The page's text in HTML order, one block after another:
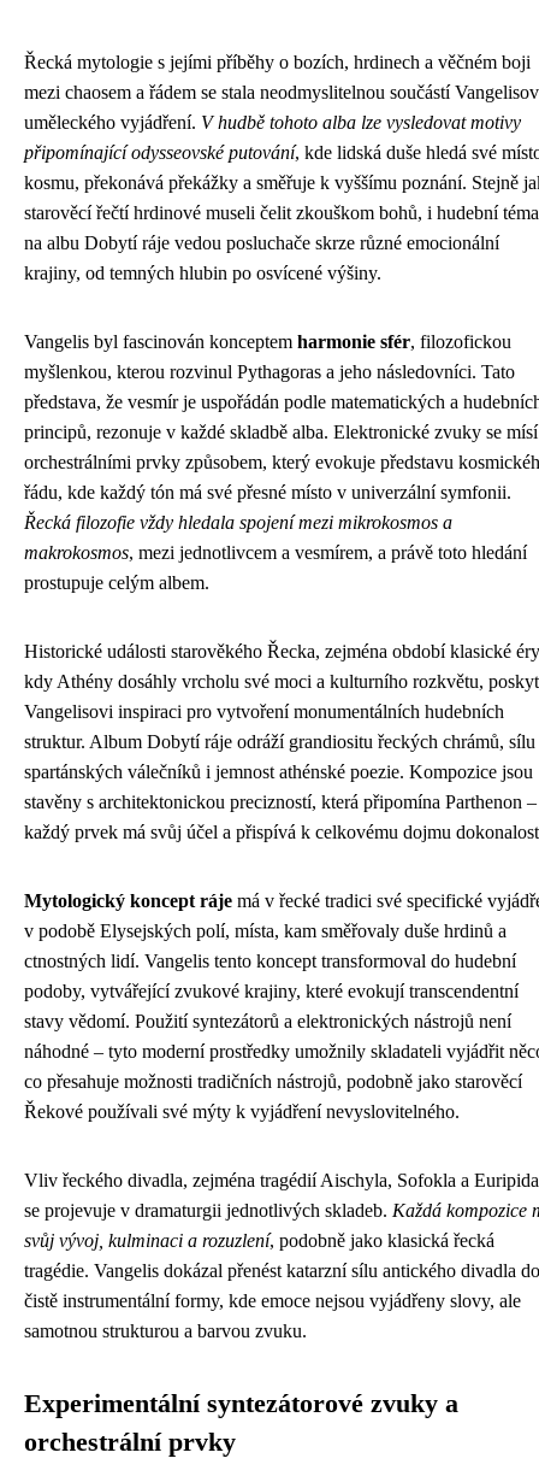
Řecká mytologie s jejími příběhy o bozích, hrdinech a věčném boji
mezi chaosem a řádem se stala neodmyslitelnou součástí
uměleckého vyjádření. V hudbě tohoto alba lze vysledovat motivy
připomínající odysseovské putování, kde lidská duše hledá své
kosmu, překonává překážky a směřuje k vyššímu poznání. Stejně
starověcí řečtí hrdinové museli čelit zkouškom bohů, i hudební
na albu Dobytí ráje vedou posluchače skrze různé emocionální
krajiny, od temných hlubin po osvícené výšiny.
Vangelis byl fascinován konceptem harmonie sfér, filozofickou
myšlenkou, kterou rozvinul Pythagoras a jeho následovníci. Tato
představa, že vesmír je uspořádán podle matematických a
principů, rezonuje v každé skladbě alba. Elektronické zvuky se
orchestrálními prvky způsobem, který evokuje představu
řádu, kde každý tón má své přesné místo v univerzální symfonii.
Řecká filozofie vždy hledala spojení mezi mikrokosmos a
makrokosmos, mezi jednotlivcem a vesmírem, a právě toto hledání
prostupuje celým albem.
Historické události starověkého Řecka, zejména období klasické
kdy Athény dosáhly vrcholu své moci a kulturního rozkvětu,
Vangelisovi inspiraci pro vytvoření monumentálních hudebních
struktur. Album Dobytí ráje odráží grandiositu řeckých chrámů, sílu
spartánských válečníků i jemnost athénské poezie. Kompozice jsou
stavěny s architektonickou precizností, která připomína Parthenon –
každý prvek má svůj účel a přispívá k celkovému dojmu
Mytologický koncept ráje má v řecké tradici své specifické
v podobě Elysejských polí, místa, kam směřovaly duše hrdinů a
ctnostných lidí. Vangelis tento koncept transformoval do hudební
podoby, vytvářející zvukové krajiny, které evokují transcendentní
stavy vědomí. Použití syntezátorů a elektronických nástrojů není
náhodné – tyto moderní prostředky umožnily skladateli vyjádřit
co přesahuje možnosti tradičních nástrojů, podobně jako starověcí
Řekové používali své mýty k vyjádření nevyslovitelného.
Vliv řeckého divadla, zejména tragédií Aischyla, Sofokla a
se projevuje v dramaturgii jednotlivých skladeb. Každá kompozice
svůj vývoj, kulminaci a rozuzlení, podobně jako klasická řecká
tragédie. Vangelis dokázal přenést katarzní sílu antického divadla do
čistě instrumentální formy, kde emoce nejsou vyjádřeny slovy, ale
samotnou strukturou a barvou zvuku.
Experimentální syntezátorové zvuky a
orchestrální prvky